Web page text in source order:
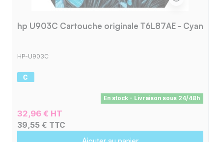
hp U903C Cartouche originale T6L87AE - Cyan
HP-U903C
En stock - Livraison sous 24/48h
32,96 € HT
39,55 € TTC